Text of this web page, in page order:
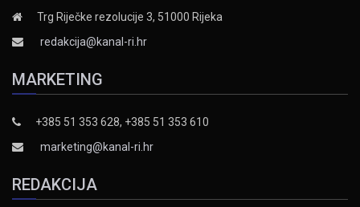
Trg Riječke rezolucije 3, 51000 Rijeka
redakcija@kanal-ri.hr
MARKETING
+385 51 353 628, +385 51 353 610
marketing@kanal-ri.hr
REDAKCIJA